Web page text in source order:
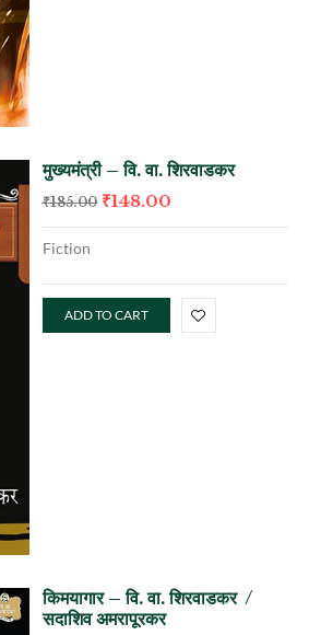
मुख्यमंत्री – वि. वा. शिरवाडकर
₹185.00 ₹148.00
Fiction
ADD TO CART
किमयागार – वि. वा. शिरवाडकर /
सदाशिव अमरापूरकर